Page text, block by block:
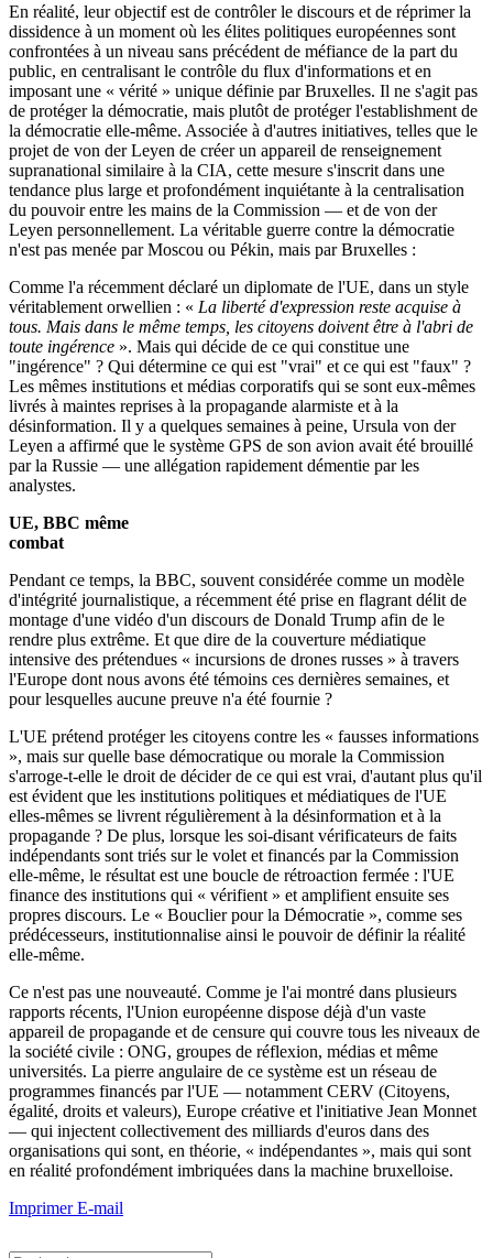
En réalité, leur objectif est de contrôler le discours et de réprimer la
dissidence à un moment où les élites politiques européennes sont
confrontées à un niveau sans précédent de méfiance de la part du
public, en centralisant le contrôle du flux d'informations et en
imposant une « vérité » unique définie par Bruxelles. Il ne s'agit pas
de protéger la démocratie, mais plutôt de protéger l'establishment de
la démocratie elle-même. Associée à d'autres initiatives, telles que le
projet de von der Leyen de créer un appareil de renseignement
supranational similaire à la CIA, cette mesure s'inscrit dans une
tendance plus large et profondément inquiétante à la centralisation
du pouvoir entre les mains de la Commission — et de von der
Leyen personnellement. La véritable guerre contre la démocratie
n'est pas menée par Moscou ou Pékin, mais par Bruxelles :
Comme l'a récemment déclaré un diplomate de l'UE, dans un style
véritablement orwellien : « La liberté d'expression reste acquise à
tous. Mais dans le même temps, les citoyens doivent être à l'abri de
toute ingérence ». Mais qui décide de ce qui constitue une
"ingérence" ? Qui détermine ce qui est "vrai" et ce qui est "faux" ?
Les mêmes institutions et médias corporatifs qui se sont eux-mêmes
livrés à maintes reprises à la propagande alarmiste et à la
désinformation. Il y a quelques semaines à peine, Ursula von der
Leyen a affirmé que le système GPS de son avion avait été brouillé
par la Russie — une allégation rapidement démentie par les
analystes.
UE, BBC même
combat
Pendant ce temps, la BBC, souvent considérée comme un modèle
d'intégrité journalistique, a récemment été prise en flagrant délit de
montage d'une vidéo d'un discours de Donald Trump afin de le
rendre plus extrême. Et que dire de la couverture médiatique
intensive des prétendues « incursions de drones russes » à travers
l'Europe dont nous avons été témoins ces dernières semaines, et
pour lesquelles aucune preuve n'a été fournie ?
L'UE prétend protéger les citoyens contre les « fausses informations
», mais sur quelle base démocratique ou morale la Commission
s'arroge-t-elle le droit de décider de ce qui est vrai, d'autant plus qu'il
est évident que les institutions politiques et médiatiques de l'UE
elles-mêmes se livrent régulièrement à la désinformation et à la
propagande ? De plus, lorsque les soi-disant vérificateurs de faits
indépendants sont triés sur le volet et financés par la Commission
elle-même, le résultat est une boucle de rétroaction fermée : l'UE
finance des institutions qui « vérifient » et amplifient ensuite ses
propres discours. Le « Bouclier pour la Démocratie », comme ses
prédécesseurs, institutionnalise ainsi le pouvoir de définir la réalité
elle-même.
Ce n'est pas une nouveauté. Comme je l'ai montré dans plusieurs
rapports récents, l'Union européenne dispose déjà d'un vaste
appareil de propagande et de censure qui couvre tous les niveaux de
la société civile : ONG, groupes de réflexion, médias et même
universités. La pierre angulaire de ce système est un réseau de
programmes financés par l'UE — notamment CERV (Citoyens,
égalité, droits et valeurs), Europe créative et l'initiative Jean Monnet
— qui injectent collectivement des milliards d'euros dans des
organisations qui sont, en théorie, « indépendantes », mais qui sont
en réalité profondément imbriquées dans la machine bruxelloise.
ImprimerE-mail